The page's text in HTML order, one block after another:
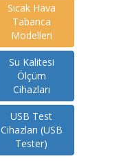
Sıcak Hava
Tabanca
Modelleri
Su Kalitesi
Ölçüm
Cihazları
USB Test
Cihazları (USB
Tester)